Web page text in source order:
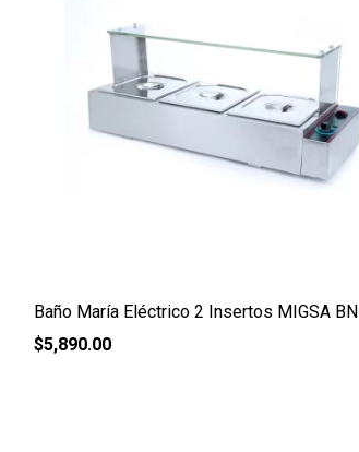
Baño María Eléctrico 2 Insertos MIGSA
$5,890.00